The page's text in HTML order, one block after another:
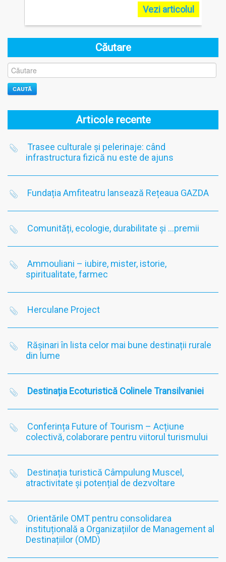
Vezi articolul
Căutare
CAUTĂ
Articole recente
Trasee culturale și pelerinaje: când
infrastructura fizică nu este de ajuns
Fundația Amfiteatru lansează Rețeaua GAZDA
Comunități, ecologie, durabilitate și …premii
Ammouliani – iubire, mister, istorie,
spiritualitate, farmec
Herculane Project
Rășinari în lista celor mai bune destinații rurale
din lume
Destinația Ecoturistică Colinele Transilvaniei
Conferința Future of Tourism – Acțiune
colectivă, colaborare pentru viitorul turismului
Destinația turistică Câmpulung Muscel,
atractivitate și potențial de dezvoltare
Orientările OMT pentru consolidarea
instituțională a Organizațiilor de Management al
Destinațiilor (OMD)